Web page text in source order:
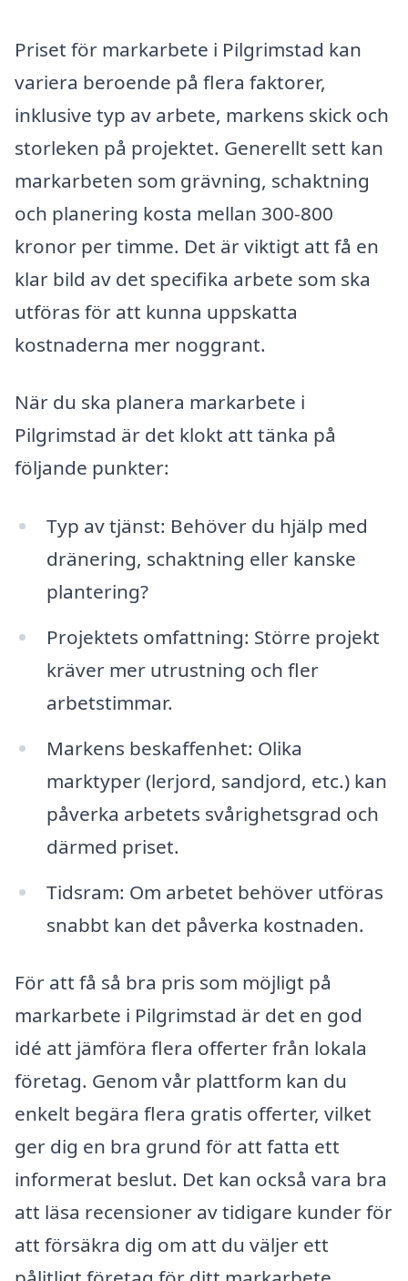
Priset för markarbete i Pilgrimstad kan
variera beroende på flera faktorer,
inklusive typ av arbete, markens skick och
storleken på projektet. Generellt sett kan
markarbeten som grävning, schaktning
och planering kosta mellan 300-800
kronor per timme. Det är viktigt att få en
klar bild av det specifika arbete som ska
utföras för att kunna uppskatta
kostnaderna mer noggrant.
När du ska planera markarbete i
Pilgrimstad är det klokt att tänka på
följande punkter:
Typ av tjänst: Behöver du hjälp med
dränering, schaktning eller kanske
plantering?
Projektets omfattning: Större projekt
kräver mer utrustning och fler
arbetstimmar.
Markens beskaffenhet: Olika
marktyper (lerjord, sandjord, etc.) kan
påverka arbetets svårighetsgrad och
därmed priset.
Tidsram: Om arbetet behöver utföras
snabbt kan det påverka kostnaden.
För att få så bra pris som möjligt på
markarbete i Pilgrimstad är det en god
idé att jämföra flera offerter från lokala
företag. Genom vår plattform kan du
enkelt begära flera gratis offerter, vilket
ger dig en bra grund för att fatta ett
informerat beslut. Det kan också vara bra
att läsa recensioner av tidigare kunder för
att försäkra dig om att du väljer ett